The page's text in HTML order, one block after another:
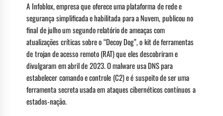
A Infoblox, empresa que oferece uma plataforma de rede e
segurança simplificada e habilitada para a Nuvem, publicou no
final de julho um segundo relatório de ameaças com
atualizações críticas sobre o “Decoy Dog”, o kit de ferramentas
de trojan de acesso remoto (RAT) que eles descobriram e
divulgaram em abril de 2023. O malware usa DNS para
estabelecer comando e controle (C2) e é suspeito de ser uma
ferramenta secreta usada em ataques cibernéticos contínuos a
estados-nação.